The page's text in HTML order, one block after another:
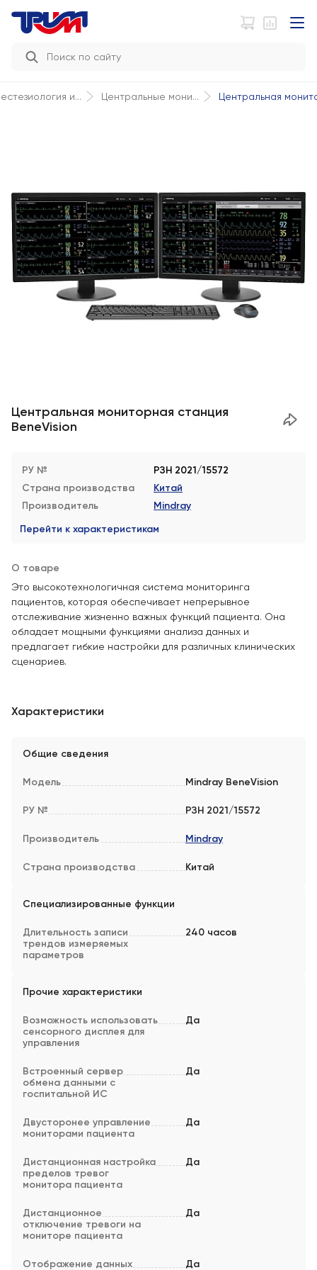
и... Центральные мони... Центральная
Центральная мониторная станция
BeneVision
РУ №
РЗН 2021/15572
Страна производства
Китай
Производитель
Mindray
Перейти к характеристикам
О товаре
Это высокотехнологичная система мониторинга
пациентов, которая обеспечивает непрерывное
отслеживание жизненно важных функций пациента. Она
обладает мощными функциями анализа данных и
предлагает гибкие настройки для различных клинических
сценариев.
Характеристики
Общие сведения
Модель Mindray BeneVision
РУ № РЗН 2021/15572
Производитель Mindray
Страна производства Китай
Специализированные функции
Длительность записи
трендов измеряемых
параметров
240 часов
Прочие характеристики
Возможность использовать
сенсорного дисплея для
управления
Да
Встроенный сервер
обмена данными с
госпитальной ИС
Да
Двусторонее управление
мониторами пациента
Да
Дистанционная настройка
пределов тревог
монитора пациента
Да
Дистанционное
отключение тревоги на
мониторе пациента
Да
Отображение данных
Да